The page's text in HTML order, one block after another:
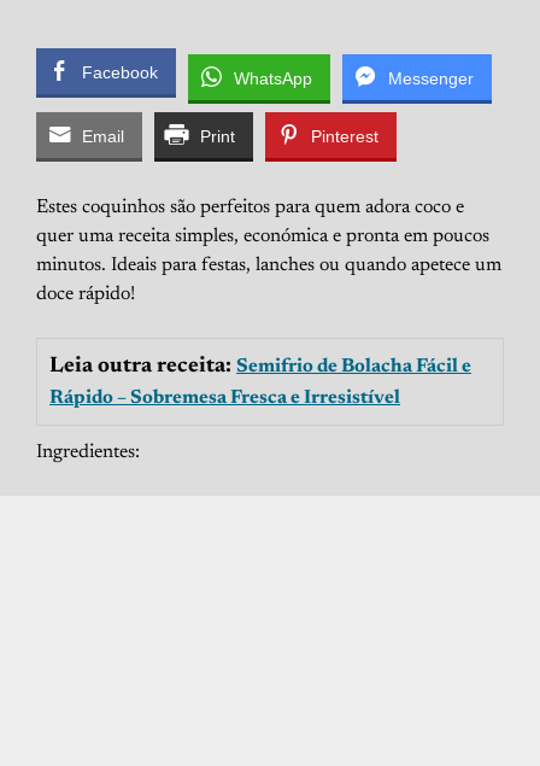
Facebook WhatsApp Messenger
Email Print Pinterest
Estes coquinhos são perfeitos para quem adora coco e
quer uma receita simples, económica e pronta em poucos
minutos. Ideais para festas, lanches ou quando apetece um
doce rápido!
Leia outra receita: Semifrio de Bolacha Fácil e
Rápido – Sobremesa Fresca e Irresistível
Ingredientes: